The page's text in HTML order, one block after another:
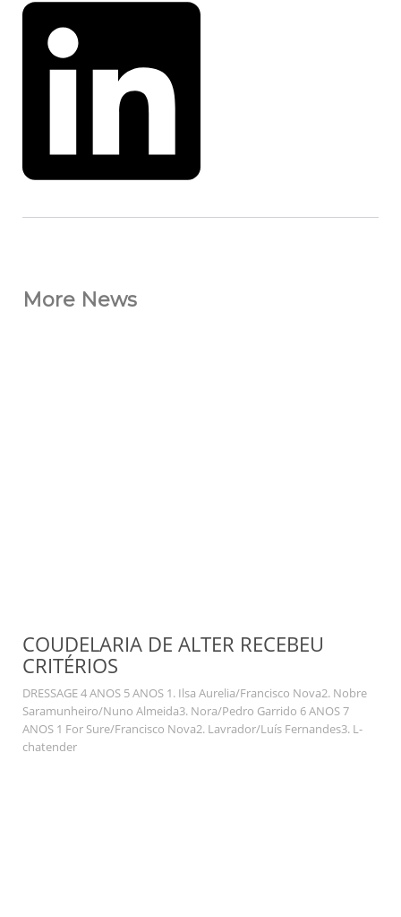
More News
COUDELARIA DE ALTER RECEBEU
CRITÉRIOS
DRESSAGE 4 ANOS 5 ANOS 1. Ilsa Aurelia/Francisco Nova2. Nobre
Saramunheiro/Nuno Almeida3. Nora/Pedro Garrido 6 ANOS 7
ANOS 1 For Sure/Francisco Nova2. Lavrador/Luís Fernandes3. L-
chatender